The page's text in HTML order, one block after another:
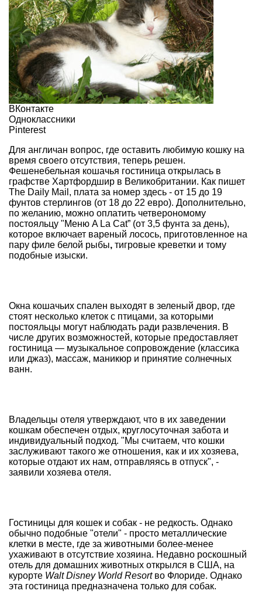
ВКонтакте
Одноклассники
Pinterest
Для англичан вопрос, где оставить любимую кошку на
время своего отсутствия, теперь решен.
Фешенебельная кошачья гостиница открылась в
графстве Хартфордшир в Великобритании. Как пишет
The Daily Mail , плата за номер здесь - от 15 до 19
фунтов стерлингов (от 18 до 22 евро). Дополнительно,
по желанию, можно оплатить четверономому
постояльцу "Меню A La Cat” (от 3,5 фунта за день),
которое включает вареный лосось, приготовленное на
пару филе белой рыбы, тигровые креветки и тому
подобные изыски.
Окна кошачьих спален выходят в зеленый двор, где
стоят несколько клеток с птицами, за которыми
постояльцы могут наблюдать ради развлечения. В
числе других возможностей, которые предоставляет
гостиница — музыкальное сопровождение (классика
или джаз), массаж, маникюр и принятие солнечных
ванн.
Владельцы отеля утверждают, что в их заведении
кошкам обеспечен отдых, круглосуточная забота и
индивидуальный подход. "Мы считаем, что кошки
заслуживают такого же отношения, как и их хозяева,
которые отдают их нам, отправляясь в отпуск", -
заявили хозяева отеля.
Гостиницы для кошек и собак - не редкость. Однако
обычно подобные "отели" - просто металлические
клетки в месте, где за животными более-менее
ухаживают в отсутствие хозяина. Недавно роскошный
отель для домашних животных открылся в США, на
курорте Walt Disney World Resort во Флориде. Однако
эта гостиница предназначена только для собак.